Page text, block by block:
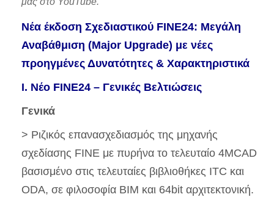
Νέα έκδοση Σχεδιαστικού FINE24: Μεγάλη
Αναβάθμιση (Major Upgrade) με νέες
προηγμένες Δυνατότητες & Χαρακτηριστικά
I. Νέο FINE24 – Γενικές Βελτιώσεις
Γενικά
> Ριζικός επανασχεδιασμός της μηχανής
σχεδίασης FINE με πυρήνα το τελευταίο 4MCAD
βασισμένο στις τελευταίες βιβλιοθήκες ITC και
ODA, σε φιλοσοφία BIM και 64bit αρχιτεκτονική.